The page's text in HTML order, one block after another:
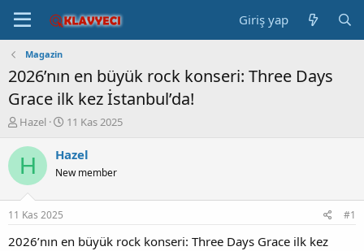
Giriş yap
Magazin
2026’nın en büyük rock konseri: Three Days
Grace ilk kez İstanbul’da!
K
n
b
u
u
b
a
Hazel
B
ş
a
ç
11 Kas 2025
H Hazel
New member
11 Kas 2025 #1
2026’nın en büyük rock konseri: Three Days Grace ilk kez